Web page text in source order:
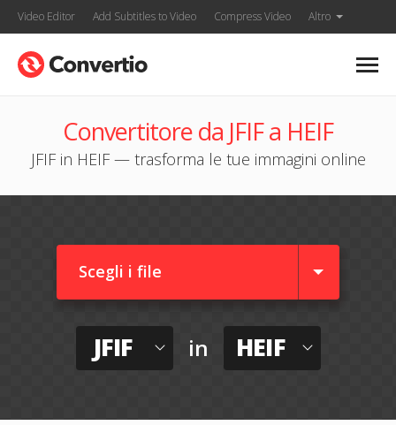
Video Editor Add Subtitles to Video Compress Video Altro
Convertitore da JFIF a HEIF
JFIF in HEIF — trasforma le tue immagini online
Scegli i file
JFIF in HEIF